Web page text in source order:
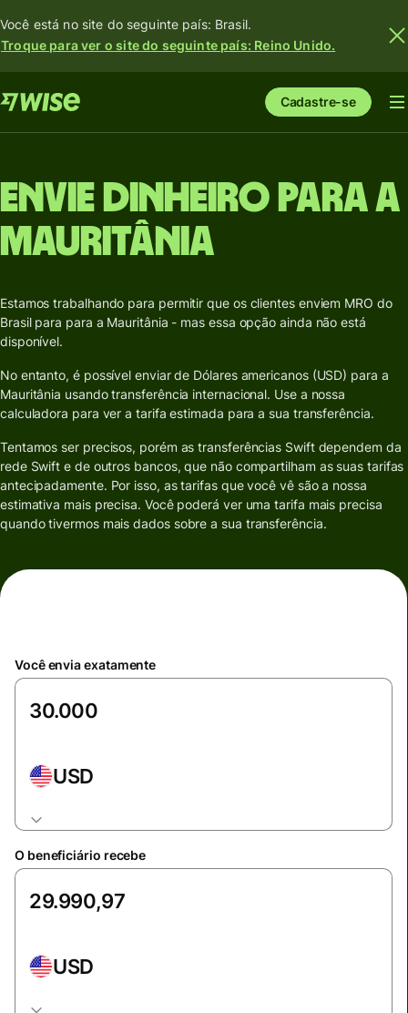
Você está no site do seguinte país: Brasil.
Troque para ver o site do seguinte país: Reino Unido.
Cadastre-se
Envie dinheiro para a
Mauritânia
Estamos trabalhando para permitir que os clientes enviem MRO do
Brasil para para a Mauritânia - mas essa opção ainda não está
disponível.
No entanto, é possível enviar de Dólares americanos (USD) para a
Mauritânia usando transferência internacional. Use a nossa
calculadora para ver a tarifa estimada para a sua transferência.
Tentamos ser precisos, porém as transferências Swift dependem da
rede Swift e de outros bancos, que não compartilham as suas tarifas
antecipadamente. Por isso, as tarifas que você vê são a nossa
estimativa mais precisa. Você poderá ver uma tarifa mais precisa
quando tivermos mais dados sobre a sua transferência.
Você envia exatamente
USD
O beneficiário recebe
USD